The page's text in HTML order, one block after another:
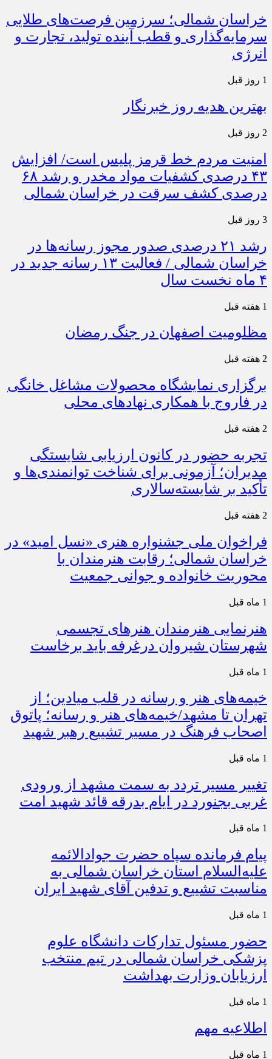
خراسان شمالی؛ سرزمین فرصت‌های طلایی
سرمایه‌گذاری و قطب آینده تولید، تجارت و
انرژی
1 روز قبل
بهترین هدیه روز خبرنگار
2 روز قبل
امنیت مردم خط قرمز پلیس است/ افزایش
۴۳ درصدی کشفیات مواد مخدر و رشد ۶۸
درصدی کشف سرقت در خراسان شمالی
3 روز قبل
رشد ۲۱ درصدی صدور مجوز رسانه‌ها در
خراسان شمالی / فعالیت ۱۳ رسانه جدید در
۴ ماه نخست سال
1 هفته قبل
مظلومیت اصفهان در جنگ رمضان
2 هفته قبل
برگزاری نمایشگاه محصولات مشاغل خانگی
در فاروج با همکاری نهادهای محلی
2 هفته قبل
تجربه حضور در کانون ارزیابی شایستگی
مدیران؛ آزمونی برای شناخت توانمندی‌ها و
تأکید بر شایسته‌سالاری
2 هفته قبل
فراخوان ملی جشنواره هنری «نسل امید» در
خراسان شمالی؛ رقابت هنرمندان با
محوریت خانواده و جوانی جمعیت
1 ماه قبل
هنرنمایی هنرمندان هنرهای تجسمی
شهرستان شیروان درغرفه باید برخاست
1 ماه قبل
خیمه‌های هنر و رسانه در قلب میادین؛ از
تهران تا مشهد/خیمه‌های هنر و رسانه؛ پاتوق
اصحاب فرهنگ در مسیر تشییع رهبر شهید
1 ماه قبل
تغییر مسیر تردد به سمت مشهد از ورودی
غربی بجنورد در ایام بدرقه قائد شهید امت
1 ماه قبل
پیام فرمانده سپاه حضرت جوادالائمه
علیه‌السلام استان خراسان شمالی به
مناسبت تشییع و تدفین آقای شهید ایران
1 ماه قبل
حضور مسئول تدارکات دانشگاه علوم
پزشکی خراسان شمالی در تیم منتخب
ارزیابان وزارت بهداشت
1 ماه قبل
اطلاعیه مهم
1 ماه قبل